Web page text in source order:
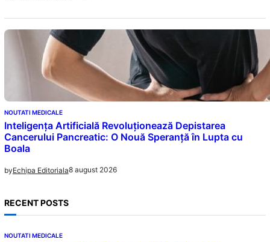
NOUTATI MEDICALE
Inteligența Artificială Revoluționează Depistarea
Cancerului Pancreatic: O Nouă Speranță în Lupta cu
Boala
byEchipa Editoriala8 august 2026
RECENT POSTS
NOUTATI MEDICALE